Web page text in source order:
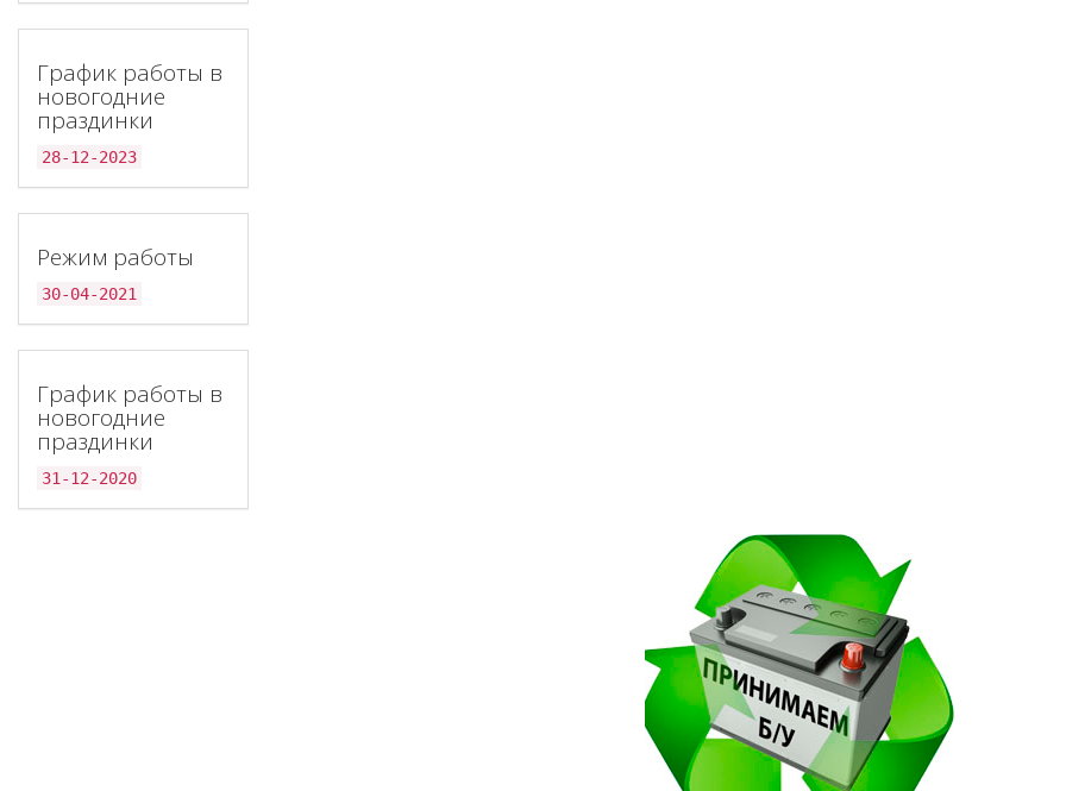
График работы в
новогодние
праздинки
28-12-2023
Режим работы
30-04-2021
График работы в
новогодние
праздинки
31-12-2020